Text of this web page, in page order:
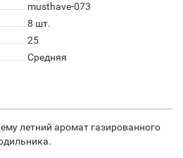
musthave-073
8 шт.
25
Средняя
летний аромат газированного